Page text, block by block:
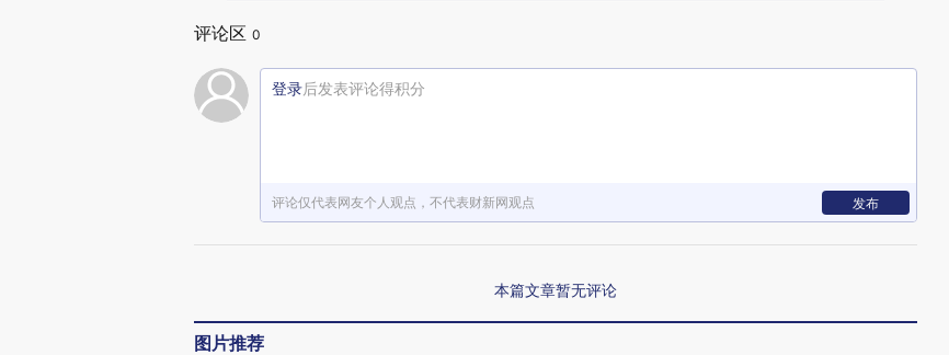
评论区 0
登录后发表评论得积分
评论仅代表网友个人观点，不代表财新网观点 发布
本篇文章暂无评论
图片推荐